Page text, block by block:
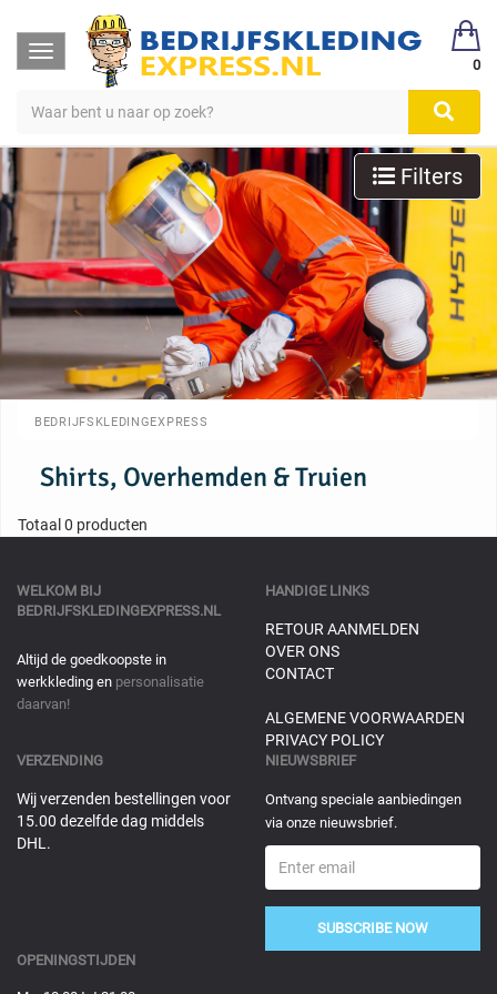
Toggle
navigation
0
BEDRIJFSKLEDINGEXPRESS
Filters
Shirts, Overhemden & Truien
Totaal 0 producten
WELKOM BIJ
BEDRIJFSKLEDINGEXPRESS.NL
Altijd de goedkoopste in
werkkleding en personalisatie
daarvan!
HANDIGE LINKS
RETOUR AANMELDEN
OVER ONS
CONTACT
ALGEMENE VOORWAARDEN
PRIVACY POLICY
VERZENDING
Wij verzenden bestellingen voor
15.00 dezelfde dag middels
DHL.
NIEUWSBRIEF
Ontvang speciale aanbiedingen
via onze nieuwsbrief.
SUBSCRIBE NOW
OPENINGSTIJDEN